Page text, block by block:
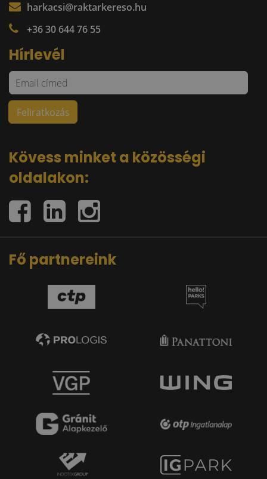
harkacsi@raktarkereso.hu
+36 30 644 76 55
Hírlevél
Kövess minket a közösségi
oldalakon:
Fő partnereink